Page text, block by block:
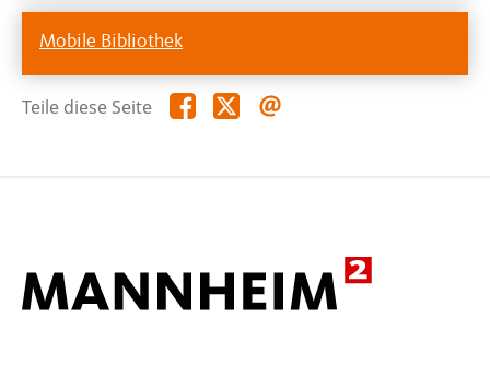
Mobile Bibliothek
Teile diese Seite Teile
diese
Teile
diese